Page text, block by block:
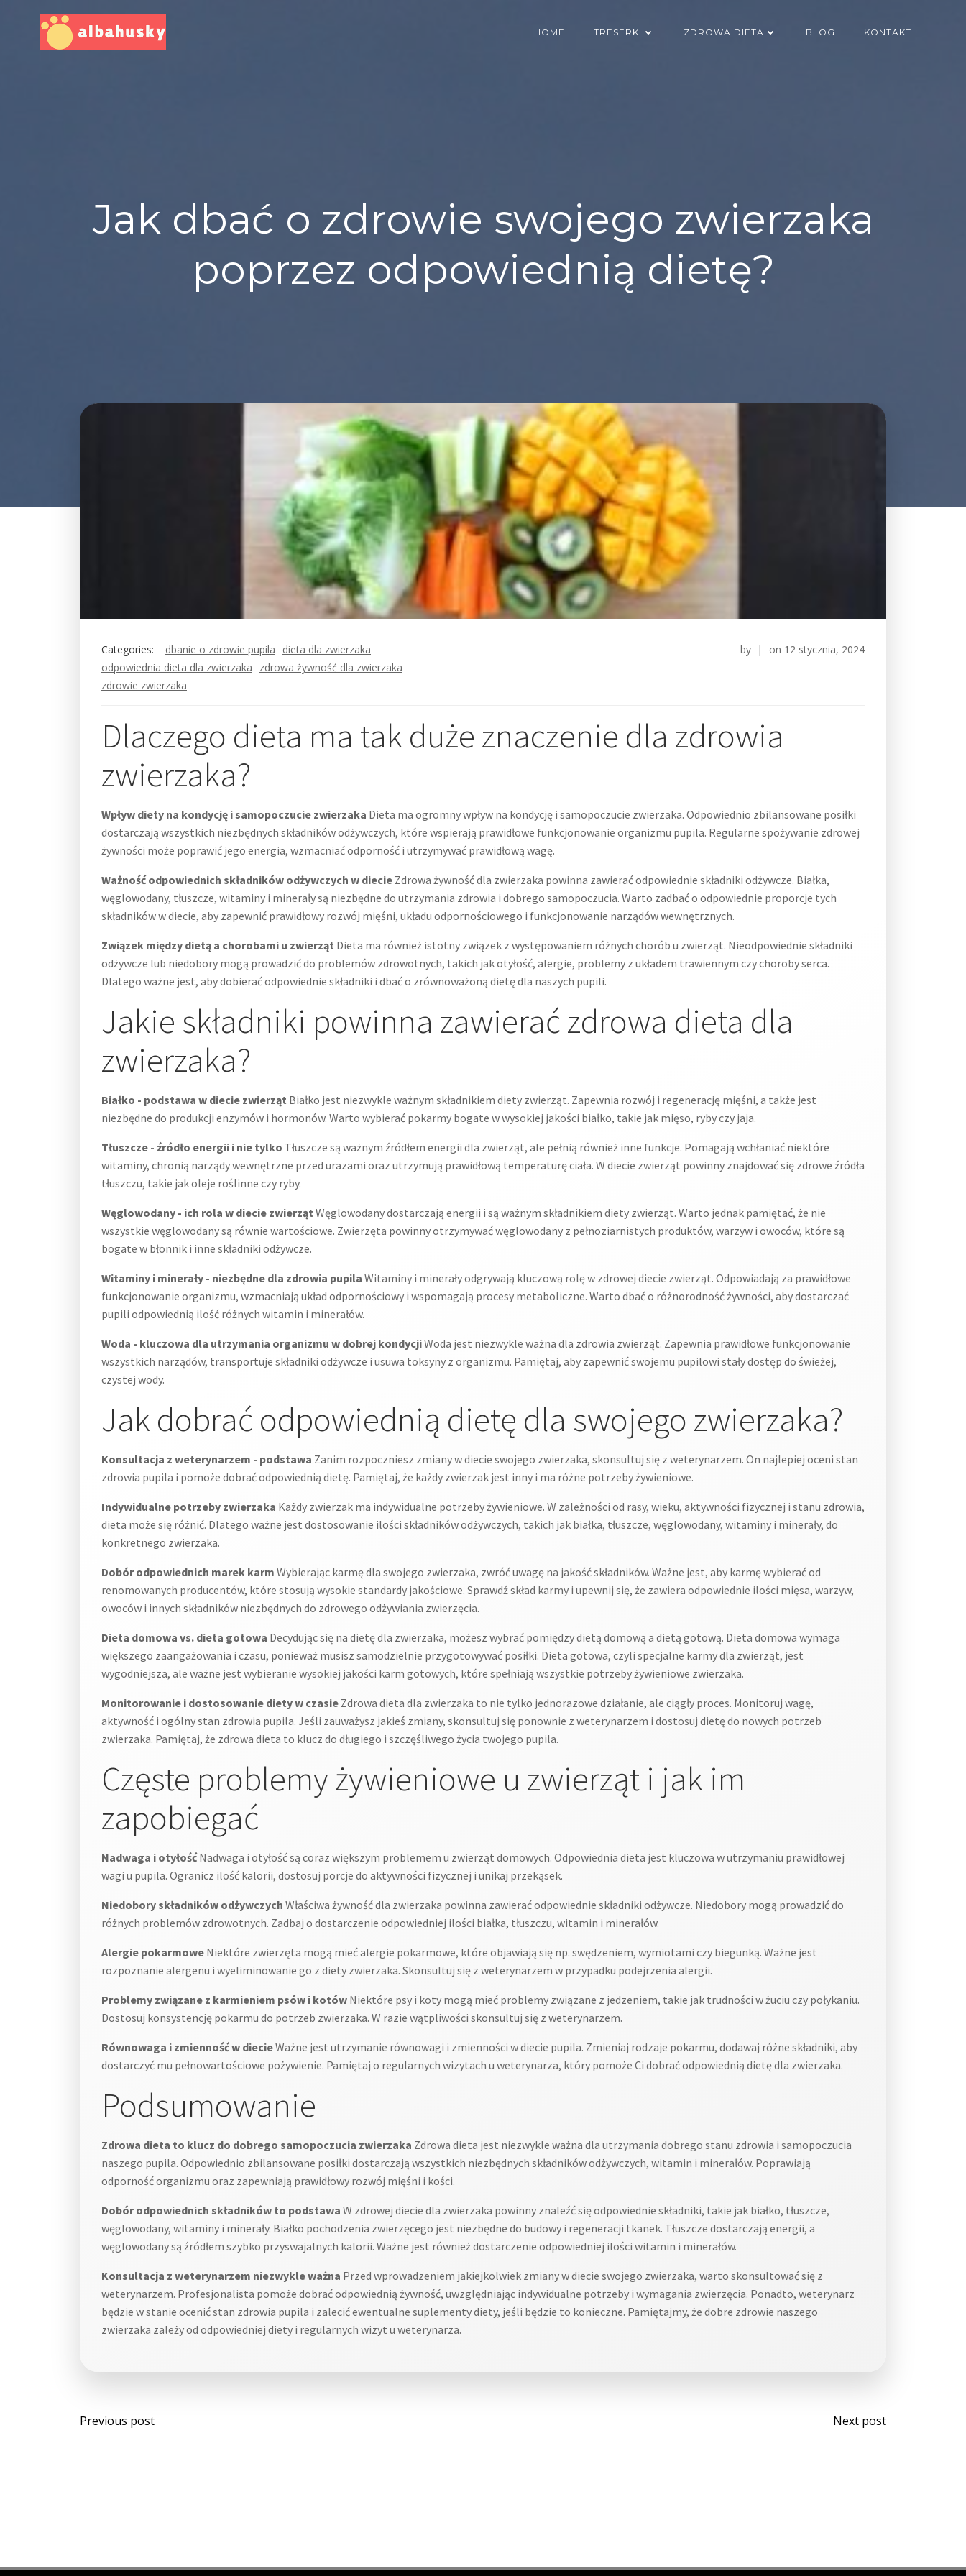
HOME TRESERKI ZDROWA DIETA BLOG KONTAKT
Jak dbać o zdrowie swojego zwierzaka
poprzez odpowiednią dietę?
Categories: dbanie o zdrowie pupila
dieta dla zwierzaka
odpowiednia dieta dla zwierzaka
zdrowa żywność dla zwierzaka
zdrowie zwierzaka
by | on 12 stycznia, 2024
Dlaczego dieta ma tak duże znaczenie dla zdrowia
zwierzaka?
Wpływ diety na kondycję i samopoczucie zwierzaka Dieta ma ogromny wpływ na kondycję i samopoczucie zwierzaka. Odpowiednio zbilansowane posiłki
dostarczają wszystkich niezbędnych składników odżywczych, które wspierają prawidłowe funkcjonowanie organizmu pupila. Regularne spożywanie zdrowej
żywności może poprawić jego energia, wzmacniać odporność i utrzymywać prawidłową wagę.
Ważność odpowiednich składników odżywczych w diecie Zdrowa żywność dla zwierzaka powinna zawierać odpowiednie składniki odżywcze. Białka,
węglowodany, tłuszcze, witaminy i minerały są niezbędne do utrzymania zdrowia i dobrego samopoczucia. Warto zadbać o odpowiednie proporcje tych
składników w diecie, aby zapewnić prawidłowy rozwój mięśni, układu odpornościowego i funkcjonowanie narządów wewnętrznych.
Związek między dietą a chorobami u zwierząt Dieta ma również istotny związek z występowaniem różnych chorób u zwierząt. Nieodpowiednie składniki
odżywcze lub niedobory mogą prowadzić do problemów zdrowotnych, takich jak otyłość, alergie, problemy z układem trawiennym czy choroby serca.
Dlatego ważne jest, aby dobierać odpowiednie składniki i dbać o zrównoważoną dietę dla naszych pupili.
Jakie składniki powinna zawierać zdrowa dieta dla
zwierzaka?
Białko - podstawa w diecie zwierząt Białko jest niezwykle ważnym składnikiem diety zwierząt. Zapewnia rozwój i regenerację mięśni, a także jest
niezbędne do produkcji enzymów i hormonów. Warto wybierać pokarmy bogate w wysokiej jakości białko, takie jak mięso, ryby czy jaja.
Tłuszcze - źródło energii i nie tylko Tłuszcze są ważnym źródłem energii dla zwierząt, ale pełnią również inne funkcje. Pomagają wchłaniać niektóre
witaminy, chronią narządy wewnętrzne przed urazami oraz utrzymują prawidłową temperaturę ciała. W diecie zwierząt powinny znajdować się zdrowe źródła
tłuszczu, takie jak oleje roślinne czy ryby.
Węglowodany - ich rola w diecie zwierząt Węglowodany dostarczają energii i są ważnym składnikiem diety zwierząt. Warto jednak pamiętać, że nie
wszystkie węglowodany są równie wartościowe. Zwierzęta powinny otrzymywać węglowodany z pełnoziarnistych produktów, warzyw i owoców, które są
bogate w błonnik i inne składniki odżywcze.
Witaminy i minerały - niezbędne dla zdrowia pupila Witaminy i minerały odgrywają kluczową rolę w zdrowej diecie zwierząt. Odpowiadają za prawidłowe
funkcjonowanie organizmu, wzmacniają układ odpornościowy i wspomagają procesy metaboliczne. Warto dbać o różnorodność żywności, aby dostarczać
pupili odpowiednią ilość różnych witamin i minerałów.
Woda - kluczowa dla utrzymania organizmu w dobrej kondycjiWoda jest niezwykle ważna dla zdrowia zwierząt. Zapewnia prawidłowe funkcjonowanie
wszystkich narządów, transportuje składniki odżywcze i usuwa toksyny z organizmu. Pamiętaj, aby zapewnić swojemu pupilowi stały dostęp do świeżej,
czystej wody.
Jak dobrać odpowiednią dietę dla swojego zwierzaka?
Konsultacja z weterynarzem - podstawa Zanim rozpoczniesz zmiany w diecie swojego zwierzaka, skonsultuj się z weterynarzem. On najlepiej oceni stan
zdrowia pupila i pomoże dobrać odpowiednią dietę. Pamiętaj, że każdy zwierzak jest inny i ma różne potrzeby żywieniowe.
Indywidualne potrzeby zwierzaka Każdy zwierzak ma indywidualne potrzeby żywieniowe. W zależności od rasy, wieku, aktywności fizycznej i stanu zdrowia,
dieta może się różnić. Dlatego ważne jest dostosowanie ilości składników odżywczych, takich jak białka, tłuszcze, węglowodany, witaminy i minerały, do
konkretnego zwierzaka.
Dobór odpowiednich marek karm Wybierając karmę dla swojego zwierzaka, zwróć uwagę na jakość składników. Ważne jest, aby karmę wybierać od
renomowanych producentów, które stosują wysokie standardy jakościowe. Sprawdź skład karmy i upewnij się, że zawiera odpowiednie ilości mięsa, warzyw,
owoców i innych składników niezbędnych do zdrowego odżywiania zwierzęcia.
Dieta domowa vs. dieta gotowa Decydując się na dietę dla zwierzaka, możesz wybrać pomiędzy dietą domową a dietą gotową. Dieta domowa wymaga
większego zaangażowania i czasu, ponieważ musisz samodzielnie przygotowywać posiłki. Dieta gotowa, czyli specjalne karmy dla zwierząt, jest
wygodniejsza, ale ważne jest wybieranie wysokiej jakości karm gotowych, które spełniają wszystkie potrzeby żywieniowe zwierzaka.
Monitorowanie i dostosowanie diety w czasie Zdrowa dieta dla zwierzaka to nie tylko jednorazowe działanie, ale ciągły proces. Monitoruj wagę,
aktywność i ogólny stan zdrowia pupila. Jeśli zauważysz jakieś zmiany, skonsultuj się ponownie z weterynarzem i dostosuj dietę do nowych potrzeb
zwierzaka. Pamiętaj, że zdrowa dieta to klucz do długiego i szczęśliwego życia twojego pupila.
Częste problemy żywieniowe u zwierząt i jak im
zapobiegać
Nadwaga i otyłośćNadwaga i otyłość są coraz większym problemem u zwierząt domowych. Odpowiednia dieta jest kluczowa w utrzymaniu prawidłowej
wagi u pupila. Ogranicz ilość kalorii, dostosuj porcje do aktywności fizycznej i unikaj przekąsek.
Niedobory składników odżywczych Właściwa żywność dla zwierzaka powinna zawierać odpowiednie składniki odżywcze. Niedobory mogą prowadzić do
różnych problemów zdrowotnych. Zadbaj o dostarczenie odpowiedniej ilości białka, tłuszczu, witamin i minerałów.
Alergie pokarmowe Niektóre zwierzęta mogą mieć alergie pokarmowe, które objawiają się np. swędzeniem, wymiotami czy biegunką. Ważne jest
rozpoznanie alergenu i wyeliminowanie go z diety zwierzaka. Skonsultuj się z weterynarzem w przypadku podejrzenia alergii.
Problemy związane z karmieniem psów i kotów Niektóre psy i koty mogą mieć problemy związane z jedzeniem, takie jak trudności w żuciu czy połykaniu.
Dostosuj konsystencję pokarmu do potrzeb zwierzaka. W razie wątpliwości skonsultuj się z weterynarzem.
Równowaga i zmienność w diecieWażne jest utrzymanie równowagi i zmienności w diecie pupila. Zmieniaj rodzaje pokarmu, dodawaj różne składniki, aby
dostarczyć mu pełnowartościowe pożywienie. Pamiętaj o regularnych wizytach u weterynarza, który pomoże Ci dobrać odpowiednią dietę dla zwierzaka.
Podsumowanie
Zdrowa dieta to klucz do dobrego samopoczucia zwierzaka Zdrowa dieta jest niezwykle ważna dla utrzymania dobrego stanu zdrowia i samopoczucia
naszego pupila. Odpowiednio zbilansowane posiłki dostarczają wszystkich niezbędnych składników odżywczych, witamin i minerałów. Poprawiają
odporność organizmu oraz zapewniają prawidłowy rozwój mięśni i kości.
Dobór odpowiednich składników to podstawa W zdrowej diecie dla zwierzaka powinny znaleźć się odpowiednie składniki, takie jak białko, tłuszcze,
węglowodany, witaminy i minerały. Białko pochodzenia zwierzęcego jest niezbędne do budowy i regeneracji tkanek. Tłuszcze dostarczają energii, a
węglowodany są źródłem szybko przyswajalnych kalorii. Ważne jest również dostarczenie odpowiedniej ilości witamin i minerałów.
Konsultacja z weterynarzem niezwykle ważna Przed wprowadzeniem jakiejkolwiek zmiany w diecie swojego zwierzaka, warto skonsultować się z
weterynarzem. Profesjonalista pomoże dobrać odpowiednią żywność, uwzględniając indywidualne potrzeby i wymagania zwierzęcia. Ponadto, weterynarz
będzie w stanie ocenić stan zdrowia pupila i zalecić ewentualne suplementy diety, jeśli będzie to konieczne. Pamiętajmy, że dobre zdrowie naszego
zwierzaka zależy od odpowiedniej diety i regularnych wizyt u weterynarza.
Post
Previous post
Post
Next post